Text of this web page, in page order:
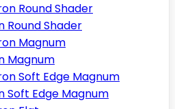
Round Shader
Magnum
Soft Edge Magnum